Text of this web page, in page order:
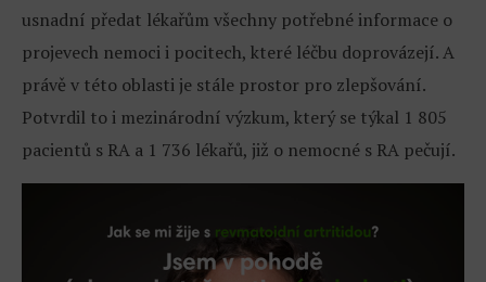
usnadní předat lékařům všechny potřebné informace o
projevech nemoci i pocitech, které léčbu doprovázejí. A
právě v této oblasti je stále prostor pro zlepšování.
Potvrdil to i mezinárodní výzkum, který se týkal 1 805
pacientů s RA a 1 736 lékařů, již o nemocné s RA pečují.